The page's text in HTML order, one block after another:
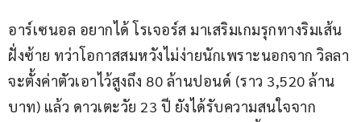
อาร์เซนอล อยากได้ โรเจอร์ส มาเสริมเกมรุกทางริมเส้น
ฝั่งซ้าย ทว่าโอกาสสมหวังไม่ง่ายนักเพราะนอกจาก วิลลา
จะตั้งค่าตัวเอาไว้สูงถึง 80 ล้านปอนด์ (ราว 3,520 ล้าน
บาท) แล้ว ดาวเตะวัย 23 ปี ยังได้รับความสนใจจาก